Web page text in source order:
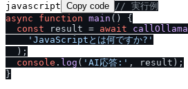
javascript Copy code // 実行例
async
function main ( ) {
const result = await callOllama
'JavaScriptとは何ですか?'
  );
console . log ( 'AI応答:' , result);
}